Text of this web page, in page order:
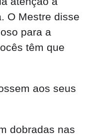
aos seus
dobradas nas